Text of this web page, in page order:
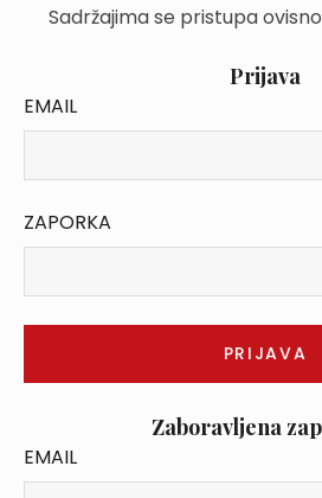
Sadržajima se pristupa
Prijava
EMAIL
ZAPORKA
Zaboravljena
EMAIL